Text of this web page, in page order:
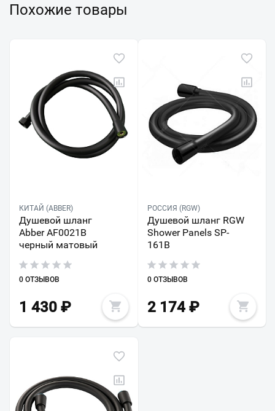
Похожие товары
КИТАЙ (ABBER)
Душевой шланг
Abber AF0021B
черный матовый
0 ОТЗЫВОВ
1 430 ₽
РОССИЯ (RGW)
Душевой шланг RGW
Shower Panels SP-
161B
0 ОТЗЫВОВ
2 174₽